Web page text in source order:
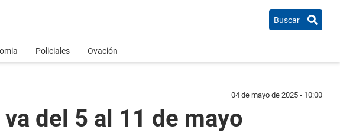
Buscar
Policiales Ovación
04 de mayo de 2025 - 10:00
del 5 al 11 de mayo